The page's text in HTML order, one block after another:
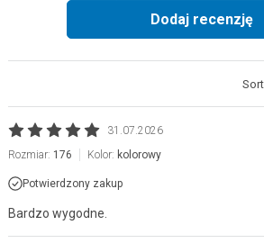
Dodaj recenzję
31.07.2026
Rozmiar: 176 Kolor: kolorowy
Potwierdzony zakup
Bardzo wygodne.